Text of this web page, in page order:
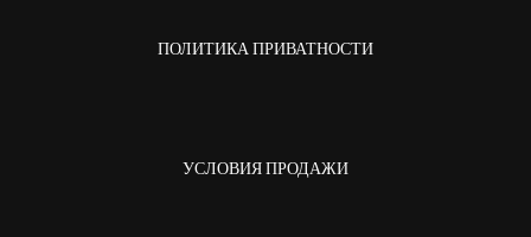
ПОЛИТИКА ПРИВАТНОСТИ
УСЛОВИЯ ПРОДАЖИ